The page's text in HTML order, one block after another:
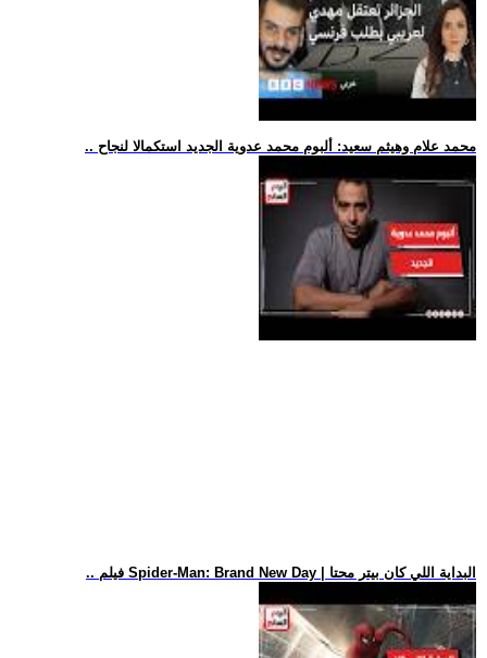
.. محمد علام وهيثم سعيد: ألبوم محمد عدوية الجديد استكمالا لنجاح
.. فيلم Spider-Man: Brand New Day | البداية اللي كان بيتر محتا